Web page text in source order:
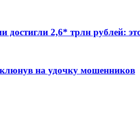
достигли 2,6* трлн рублей:
клюнув на удочку мошенников